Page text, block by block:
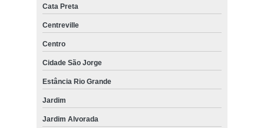
Cata Preta
Centreville
Centro
Cidade São Jorge
Estância Rio Grande
Jardim
Jardim Alvorada